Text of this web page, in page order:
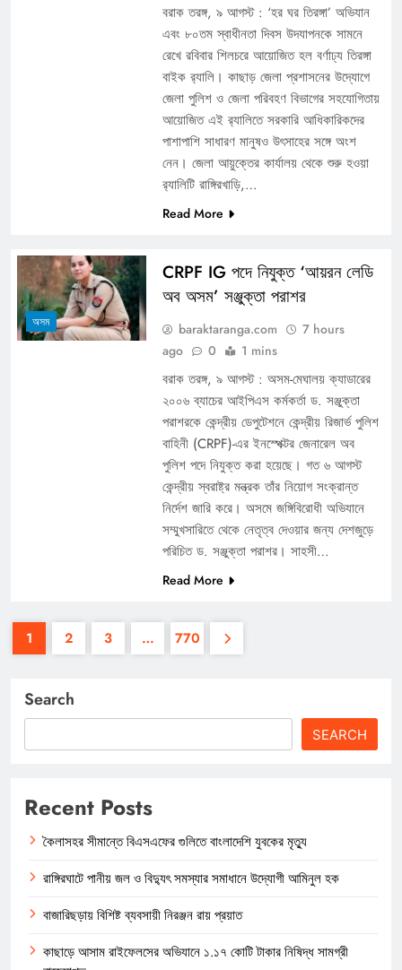
বরাক তরঙ্গ, ৯ আগস্ট : ‘হর ঘর তিরঙ্গা’ অভিযান
এবং ৮০তম স্বাধীনতা দিবস উদযাপনকে সামনে
রেখে রবিবার শিলচরে আয়োজিত হল বর্ণাঢ্য তিরঙ্গা
বাইক র‍্যালি। কাছাড় জেলা প্রশাসনের উদ্যোগে
জেলা পুলিশ ও জেলা পরিবহণ বিভাগের সহযোগিতায়
আয়োজিত এই র‍্যালিতে সরকারি আধিকারিকদের
পাশাপাশি সাধারণ মানুষও উৎসাহের সঙ্গে অংশ
নেন। জেলা আয়ুক্তের কার্যালয় থেকে শুরু হওয়া
র‍্যালিটি রাঙ্গিরখাড়ি,…
Read More
অসম
CRPF IG পদে নিযুক্ত ‘আয়রন লেডি
অব অসম’ সঞ্জুক্তা পরাশর
baraktaranga.com
7 hours
ago
0 1 mins
বরাক তরঙ্গ, ৯ আগস্ট : অসম-মেঘালয় ক্যাডারের
২০০৬ ব্যাচের আইপিএস কর্মকর্তা ড. সঞ্জুক্তা
পরাশরকে কেন্দ্রীয় ডেপুটেশনে কেন্দ্রীয় রিজার্ভ পুলিশ
বাহিনী (CRPF)-এর ইনস্পেক্টর জেনারেল অব
পুলিশ পদে নিযুক্ত করা হয়েছে। গত ৬ আগস্ট
কেন্দ্রীয় স্বরাষ্ট্র মন্ত্রক তাঁর নিয়োগ সংক্রান্ত
নির্দেশ জারি করে। অসমে জঙ্গিবিরোধী অভিযানে
সম্মুখসারিতে থেকে নেতৃত্ব দেওয়ার জন্য দেশজুড়ে
পরিচিত ড. সঞ্জুক্তা পরাশর। সাহসী…
Read More
1 2 3 … 770
Search
SEARCH
Recent Posts
কৈলাসহর সীমান্তে বিএসএফের গুলিতে বাংলাদেশি যুবকের মৃত্যু
রাঙ্গিরঘাটে পানীয় জল ও বিদ্যুৎ সমস্যার সমাধানে উদ্যোগী আমিনুল হক
বাজারিছড়ায় বিশিষ্ট ব্যবসায়ী নিরঞ্জন রায় প্রয়াত
কাছাড়ে আসাম রাইফেলসের অভিযানে ১.১৭ কোটি টাকার নিষিদ্ধ সামগ্রী